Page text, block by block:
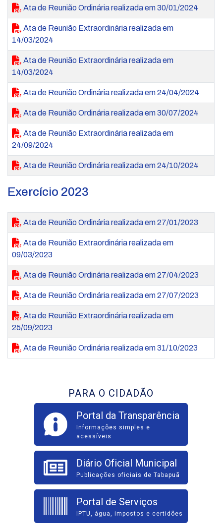
Ata de Reunião Ordinária realizada em 30/01/2024
Ata de Reunião Extraordinária realizada em
14/03/2024
Ata de Reunião Extraordinária realizada em
14/03/2024
Ata de Reunião Ordinária realizada em 24/04/2024
Ata de Reunião Ordinária realizada em 30/07/2024
Ata de Reunião Extraordinária realizada em
24/09/2024
Ata de Reunião Ordinária realizada em 24/10/2024
Exercício 2023
Ata de Reunião Ordinária realizada em 27/01/2023
Ata de Reunião Extraordinária realizada em
09/03/2023
Ata de Reunião Ordinária realizada em 27/04/2023
Ata de Reunião Ordinária realizada em 27/07/2023
Ata de Reunião Extraordinária realizada em
25/09/2023
Ata de Reunião Ordinária realizada em 31/10/2023
PARA O CIDADÃO
Portal da Transparência
Informações simples e
acessíveis
Diário Oficial Municipal
Publicações oficiais de Tabapuã
Portal de Serviços
IPTU, água, impostos e certidões